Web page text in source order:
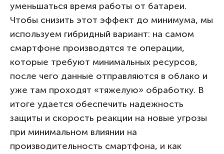
уменьшаться время работы от батареи.
Чтобы снизить этот эффект до минимума, мы
используем гибридный вариант: на самом
смартфоне производятся те операции,
которые требуют минимальных ресурсов,
после чего данные отправляются в облако и
уже там проходят «тяжелую» обработку. В
итоге удается обеспечить надежность
защиты и скорость реакции на новые угрозы
при минимальном влиянии на
производительность смартфона, и как